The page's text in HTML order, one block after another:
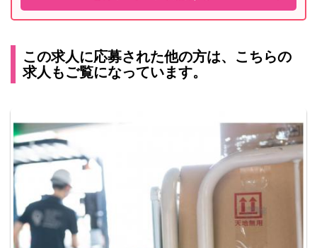
この求人に応募された他の方は、こちらの
求人もご覧になっています。